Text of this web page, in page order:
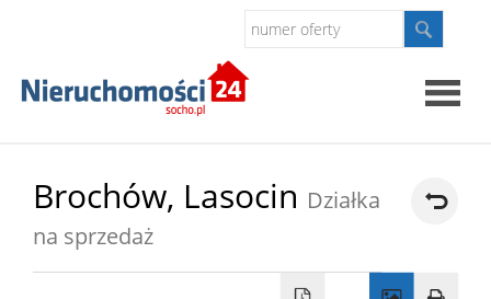
Brochów, Lasocin Działka
na sprzedaż